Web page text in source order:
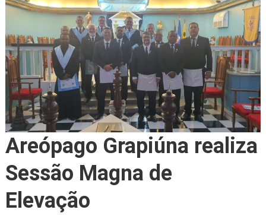
Areópago Grapiúna realiza
Sessão Magna de
Elevação